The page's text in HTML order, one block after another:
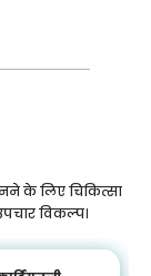
के लिए चिकित्सा
विकल्प।